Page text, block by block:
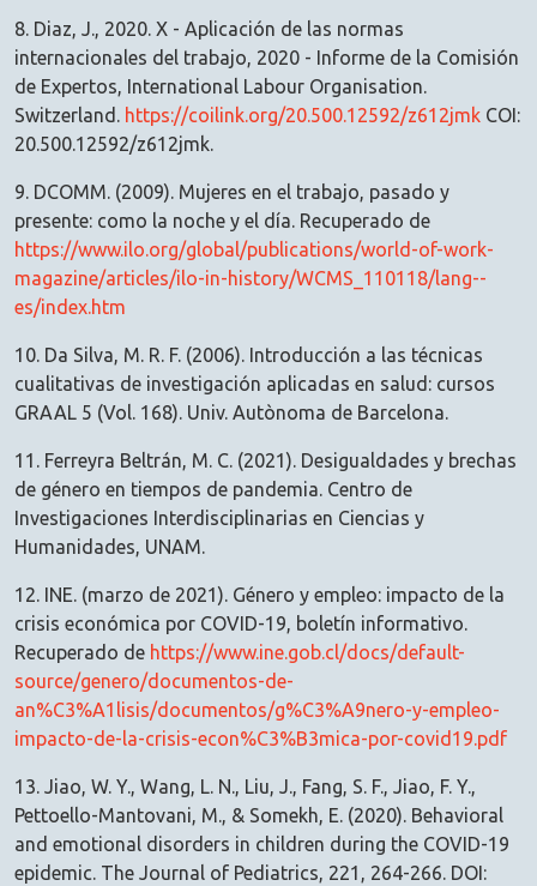
8. Diaz, J., 2020. X - Aplicación de las normas
internacionales del trabajo, 2020 - Informe de la Comisión
de Expertos, International Labour Organisation.
Switzerland. https://coilink.org/20.500.12592/z612jmk COI:
20.500.12592/z612jmk.
9. DCOMM. (2009). Mujeres en el trabajo, pasado y
presente: como la noche y el día. Recuperado de
https://www.ilo.org/global/publications/world-of-work-
magazine/articles/ilo-in-history/WCMS_110118/lang--
es/index.htm
10. Da Silva, M. R. F. (2006). Introducción a las técnicas
cualitativas de investigación aplicadas en salud: cursos
GRAAL 5 (Vol. 168). Univ. Autònoma de Barcelona.
11. Ferreyra Beltrán, M. C. (2021). Desigualdades y brechas
de género en tiempos de pandemia. Centro de
Investigaciones Interdisciplinarias en Ciencias y
Humanidades, UNAM.
12. INE. (marzo de 2021). Género y empleo: impacto de la
crisis económica por COVID-19, boletín informativo.
Recuperado de https://www.ine.gob.cl/docs/default-
source/genero/documentos-de-
an%C3%A1lisis/documentos/g%C3%A9nero-y-empleo-
impacto-de-la-crisis-econ%C3%B3mica-por-covid19.pdf
13. Jiao, W. Y., Wang, L. N., Liu, J., Fang, S. F., Jiao, F. Y.,
Pettoello-Mantovani, M., & Somekh, E. (2020). Behavioral
and emotional disorders in children during the COVID-19
epidemic. The Journal of Pediatrics, 221, 264-266. DOI: